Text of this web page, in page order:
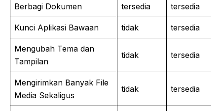
Berbagi Dokumen tersedia tersedia
Kunci Aplikasi Bawaan tidak tersedia
Mengubah Tema dan
Tampilan
tidak tersedia
Mengirimkan Banyak File
Media Sekaligus
tidak tersedia